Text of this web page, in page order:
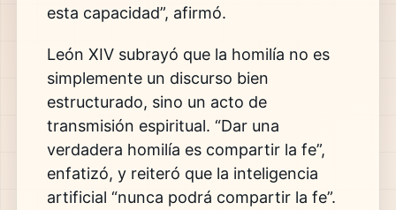
esta capacidad”, afirmó.
León XIV subrayó que la homilía no es
simplemente un discurso bien
estructurado, sino un acto de
transmisión espiritual. “Dar una
verdadera homilía es compartir la fe”,
enfatizó, y reiteró que la inteligencia
artificial “nunca podrá compartir la fe”.